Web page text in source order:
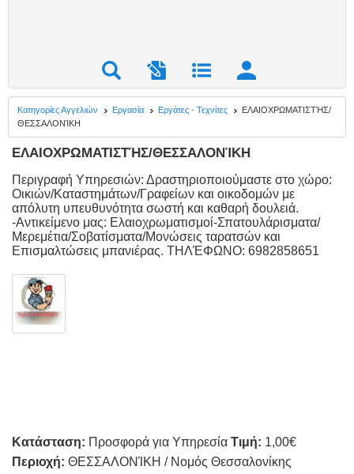
Κατηγορίες Αγγελιών Εργασία Εργάτες - Τεχνίτες
ΕΛΑΙΟΧΡΩΜΑΤΙΣΤΉΣ/
ΘΕΣΣΑΛΟΝΊΚΗ
ΕΛΑΙΟΧΡΩΜΑΤΙΣΤΉΣ/ΘΕΣΣΑΛΟΝΊΚΗ
Περιγραφή Υπηρεσιών: Δραστηριοποιούμαστε στο χώρο:
Οικιών/Καταστημάτων/Γραφείων και οικοδομών με
απόλυτη υπευθυνότητα σωστή και καθαρή δουλειά.
-Αντικείμενο μας: Ελαιοχρωματισμοί-Σπατουλάρισματα/
Μερεμέτια/Σοβατίσματα/Μονώσεις ταρατσών και
Επισμαλτώσεις μπανιέρας. ΤΗΛΈΦΩΝΟ: 6982858651
Κατάσταση: Προσφορά για Υπηρεσία Τιμή: 1,00€
Περιοχή: ΘΕΣΣΑΛΟΝΊΚΗ / Νομός Θεσσαλονίκης